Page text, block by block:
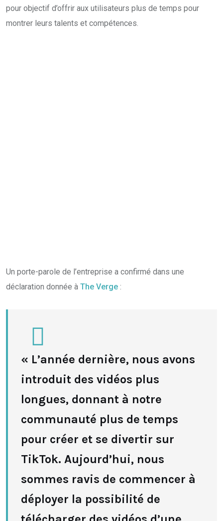
pour objectif d’offrir aux utilisateurs plus de temps pour
montrer leurs talents et compétences.
Un porte-parole de l’entreprise a confirmé dans une
déclaration donnée à The Verge :
« L’année dernière, nous avons
introduit des vidéos plus
longues, donnant à notre
communauté plus de temps
pour créer et se divertir sur
TikTok. Aujourd’hui, nous
sommes ravis de commencer à
déployer la possibilité de